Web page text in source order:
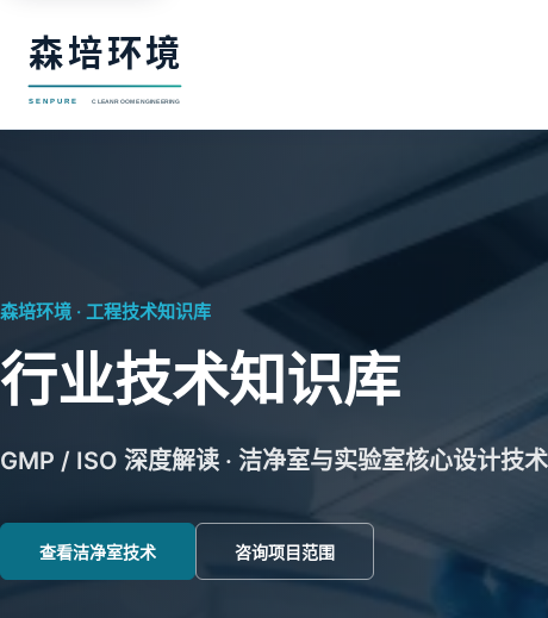
森培环境 · 工程技术知识库
行业技术知识库
GMP / ISO 深度解读 · 洁净室与实验室核心设计技
查看洁净室技术 咨询项目范围